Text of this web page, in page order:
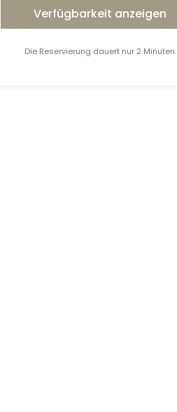
Verfügbarkeit anzeigen
Die Reservierung dauert nur 2 Minuten.